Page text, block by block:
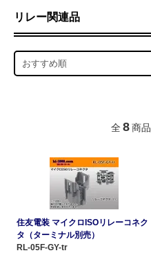
リレー関連品
全 8 商品
住友電装 マイクロISOリレーコネク
タ（ターミナル別売）
RL-05F-GY-tr